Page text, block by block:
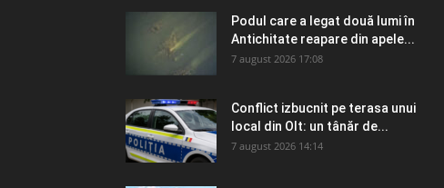
Podul care a legat două lumi în
Antichitate reapare din apele...
7 august 2026 17:08
Conflict izbucnit pe terasa unui
local din Olt: un tânăr de...
7 august 2026 14:14